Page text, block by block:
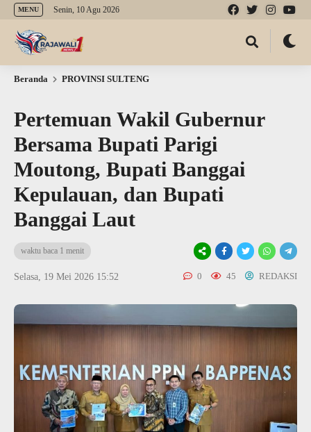
MENU Senin, 10 Agu 2026
Beranda PROVINSI SULTENG
Pertemuan Wakil Gubernur
Bersama Bupati Parigi
Moutong, Bupati Banggai
Kepulauan, dan Bupati
Banggai Laut
waktu baca 1 menit
Selasa, 19 Mei 2026 15:52 0 45 REDAKSI